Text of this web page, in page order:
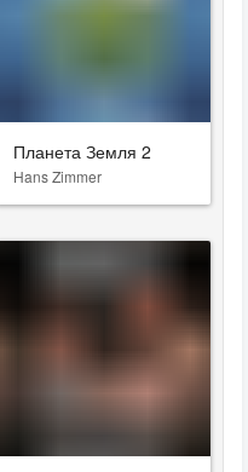
Планета Земля 2
Hans Zimmer